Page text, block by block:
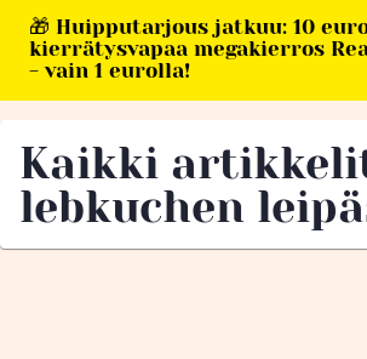
🎁 Huipputarjous jatkuu: 10
kierrätysvapaa megakierros
- vain 1 eurolla!
Kaikki
lebkuchen